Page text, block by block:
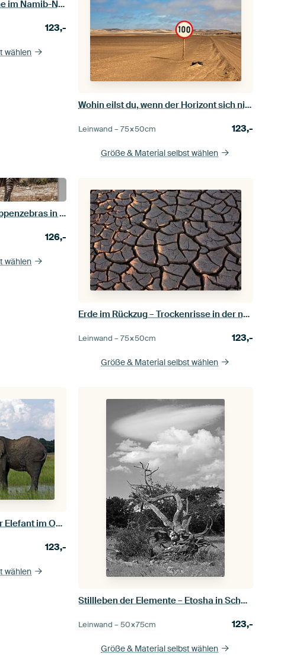
Der Atem der Wüste – Düne im Namib-Naukluft-Park
123,-
wählen
Wohin eilst du, wenn der Horizont sich nie nähert?
Leinwand –75×50cm 123,-
Größe & Material selbst wählen
Im Takt der Savanne – Steppenzebras in Namibia
126,-
wählen
Erde im Rückzug – Trockenrisse in der namibischen Wüste
Leinwand –75×50cm 123,-
Größe & Material selbst wählen
Der Trinker – Afrikanischer Elefant im Osten Etoshas
123,-
wählen
Stillleben der Elemente – Etosha in Schwarzweiß
Leinwand –50×75cm 123,-
Größe & Material selbst wählen